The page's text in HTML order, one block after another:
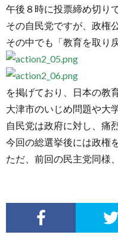
午後８時に投票締め切り
その自民党ですが、政権
その中でも「教育を取り
を掲げており、日本の教
大津市のいじめ問題や大
自民党は政府に対し、痛
今回の総選挙後には政権
ただ、前回の民主党同様